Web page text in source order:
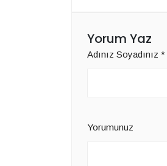
Yorum Yaz
Adınız Soyadınız *
Yorumunuz